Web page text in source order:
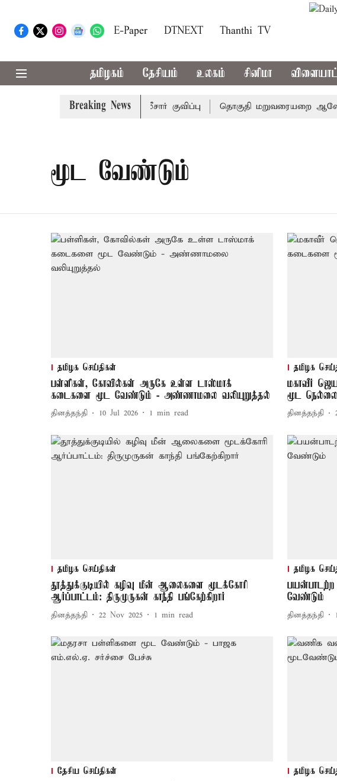
E-Paper DTNEXT Thanthi TV
தமிழகம் தேசியம் உலகம் சினிமா
Breaking News
பாதுகாப்புடன் போலீசார் குவிப்பு தொகுதி மறுவரையறை
மூட வேண்டும்
தமிழக செய்திகள்
பள்ளிகள், கோவில்கள் அருகே உள்ள டாஸ்மாக்
கடைகளை மூட வேண்டும் - அண்ணாமலை வலியுறுத்தல்
தினத்தந்தி 10 Jul 2026 1 min read
தமிழக
மகாவீர்
மூட
தினத்தந்தி
தமிழக செய்திகள்
தூத்துக்குடியில் கழிவு மீன் ஆலைகளை மூடக்கோரி
ஆர்ப்பாட்டம்: திருமுருகன் காந்தி பங்கேற்கிறார்
தினத்தந்தி 22 Nov 2025 1 min read
தமிழக
வேண்டும்
தினத்தந்தி
தேசிய செய்திகள் தமிழக